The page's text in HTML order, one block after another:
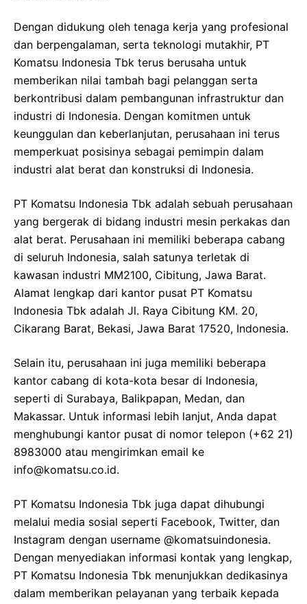
Dengan didukung oleh tenaga kerja yang profesional
dan berpengalaman, serta teknologi mutakhir, PT
Komatsu Indonesia Tbk terus berusaha untuk
memberikan nilai tambah bagi pelanggan serta
berkontribusi dalam pembangunan infrastruktur dan
industri di Indonesia. Dengan komitmen untuk
keunggulan dan keberlanjutan, perusahaan ini terus
memperkuat posisinya sebagai pemimpin dalam
industri alat berat dan konstruksi di Indonesia.
PT Komatsu Indonesia Tbk adalah sebuah perusahaan
yang bergerak di bidang industri mesin perkakas dan
alat berat. Perusahaan ini memiliki beberapa cabang
di seluruh Indonesia, salah satunya terletak di
kawasan industri MM2100, Cibitung, Jawa Barat.
Alamat lengkap dari kantor pusat PT Komatsu
Indonesia Tbk adalah Jl. Raya Cibitung KM. 20,
Cikarang Barat, Bekasi, Jawa Barat 17520, Indonesia.
Selain itu, perusahaan ini juga memiliki beberapa
kantor cabang di kota-kota besar di Indonesia,
seperti di Surabaya, Balikpapan, Medan, dan
Makassar. Untuk informasi lebih lanjut, Anda dapat
menghubungi kantor pusat di nomor telepon (+62 21)
8983000 atau mengirimkan email ke
info@komatsu.co.id.
PT Komatsu Indonesia Tbk juga dapat dihubungi
melalui media sosial seperti Facebook, Twitter, dan
Instagram dengan username @komatsuindonesia.
Dengan menyediakan informasi kontak yang lengkap,
PT Komatsu Indonesia Tbk menunjukkan dedikasinya
dalam memberikan pelayanan yang terbaik kepada